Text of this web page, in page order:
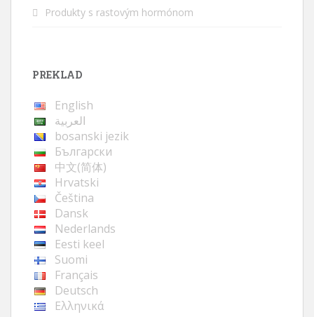
Produkty s rastovým hormónom
PREKLAD
English
العربية
bosanski jezik
Български
中文(简体)
Hrvatski
Čeština
Dansk
Nederlands
Eesti keel
Suomi
Français
Deutsch
Ελληνικά